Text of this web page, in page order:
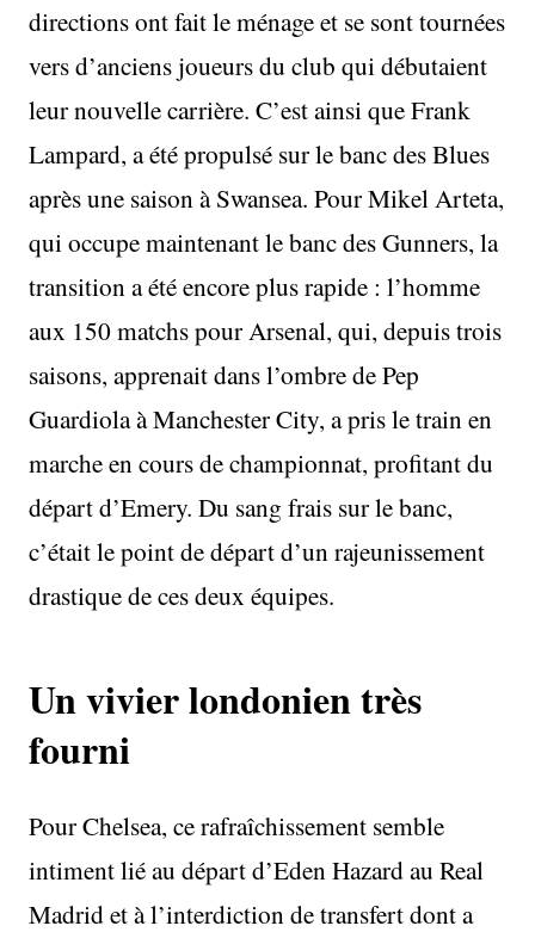
directions ont fait le ménage et se sont tournées
vers d’anciens joueurs du club qui débutaient
leur nouvelle carrière. C’est ainsi que Frank
Lampard, a été propulsé sur le banc des Blues
après une saison à Swansea. Pour Mikel Arteta,
qui occupe maintenant le banc des Gunners, la
transition a été encore plus rapide : l’homme
aux 150 matchs pour Arsenal, qui, depuis trois
saisons, apprenait dans l’ombre de Pep
Guardiola à Manchester City, a pris le train en
marche en cours de championnat, profitant du
départ d’Emery. Du sang frais sur le banc,
c’était le point de départ d’un rajeunissement
drastique de ces deux équipes.
Un vivier londonien très
fourni
Pour Chelsea, ce rafraîchissement semble
intiment lié au départ d’Eden Hazard au Real
Madrid et à l’interdiction de transfert dont a